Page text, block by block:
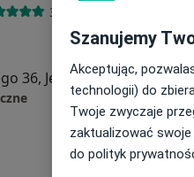
399 opinii
36, Jelenia Góra• Mapa
od 1 400 zł
Szanujemy
Akceptując,
technologii) do
Twoje zwyczaje
zaktualizować
do polityk